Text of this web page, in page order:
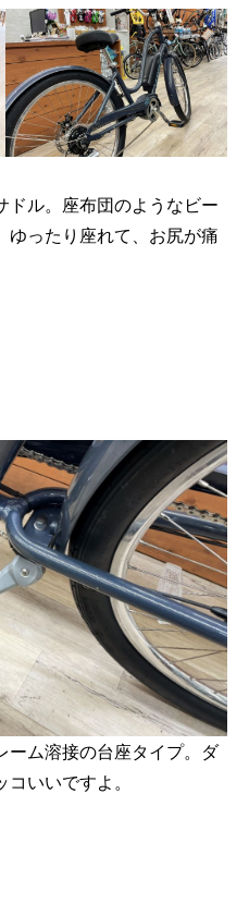
ドル。座布団のようなビー
ゆったり座れて、お尻が痛
ーム溶接の台座タイプ。ダ
いいですよ。